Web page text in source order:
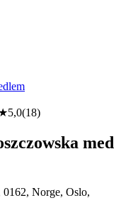
5,0(18)
med
0162, Norge, Oslo,